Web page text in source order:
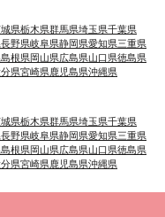
県栃木県群馬県埼玉県千葉県
長野県岐阜県静岡県愛知県三重県
島根県岡山県広島県山口県徳島県
県宮崎県鹿児島県沖縄県
県栃木県群馬県埼玉県千葉県
長野県岐阜県静岡県愛知県三重県
島根県岡山県広島県山口県徳島県
県宮崎県鹿児島県沖縄県